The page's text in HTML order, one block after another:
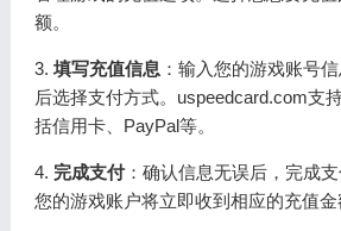
额。
3.填写充值信息 ：输入您的游戏账号
后选择支付方式。uspeedcard.com支
括信用卡、PayPal等。
4. 完成支付：确认信息无误后，完成支
您的游戏账户将立即收到相应的充值金